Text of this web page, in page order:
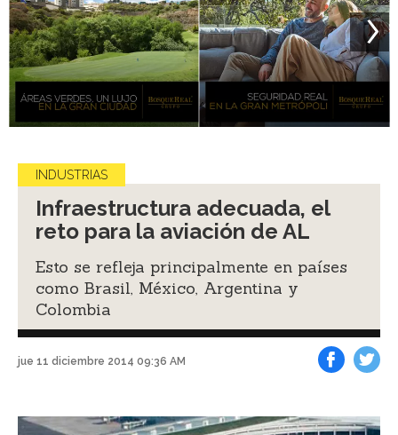
INDUSTRIAS
Infraestructura adecuada, el
reto para la aviación de AL
Esto se refleja principalmente en países
como Brasil, México, Argentina y
Colombia
jue 11 diciembre 2014 09:36 AM